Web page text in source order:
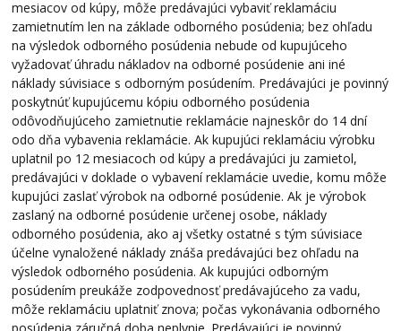
mesiacov od kúpy, môže predávajúci vybaviť reklamáciu
zamietnutím len na základe odborného posúdenia; bez ohľadu
na výsledok odborného posúdenia nebude od kupujúceho
vyžadovať úhradu nákladov na odborné posúdenie ani iné
náklady súvisiace s odborným posúdením. Predávajúci je povinný
poskytnúť kupujúcemu kópiu odborného posúdenia
odôvodňujúceho zamietnutie reklamácie najneskôr do 14 dní
odo dňa vybavenia reklamácie. Ak kupujúci reklamáciu výrobku
uplatnil po 12 mesiacoch od kúpy a predávajúci ju zamietol,
predávajúci v doklade o vybavení reklamácie uvedie, komu môže
kupujúci zaslať výrobok na odborné posúdenie. Ak je výrobok
zaslaný na odborné posúdenie určenej osobe, náklady
odborného posúdenia, ako aj všetky ostatné s tým súvisiace
účelne vynaložené náklady znáša predávajúci bez ohľadu na
výsledok odborného posúdenia. Ak kupujúci odborným
posúdením preukáže zodpovednosť predávajúceho za vadu,
môže reklamáciu uplatniť znova; počas vykonávania odborného